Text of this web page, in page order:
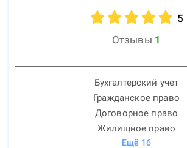
5
Отзывы 1
Бухгалтерский учет
Гражданское право
Договорное право
Жилищное право
Ещё 16